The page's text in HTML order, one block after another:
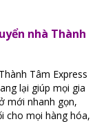
nhà Thành
Tâm Express
lại giúp mọi gia
mới nhanh gọn,
cho mọi hàng hóa,